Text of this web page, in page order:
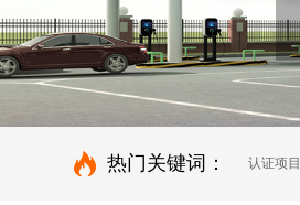
热门关键词： 认证项目